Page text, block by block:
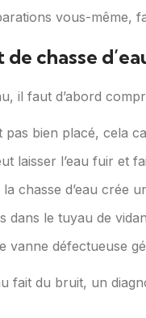
vous-même,
chasse
il faut d’abord
pas bien placé, cela
laisser l’eau fuir et
chasse d’eau crée
dans le tuyau de
vanne défectueuse
fait du bruit, un